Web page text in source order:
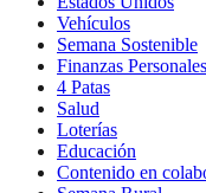
Vehículos
Semana Sostenible
Finanzas Personales
4 Patas
Salud
Loterías
Educación
Contenido en